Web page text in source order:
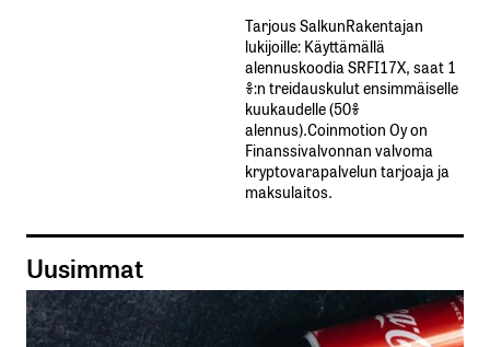
Tarjous SalkunRakentajan
lukijoille: Käyttämällä​ ​
alennuskoodia​ ​SRFI17X,​ ​saat​ ​1
%:n treidauskulut​ ​ensimmäiselle​ ​
kuukaudelle​ ​(50%​ ​
alennus).Coinmotion Oy on
Finanssivalvonnan valvoma
kryptovarapalvelun tarjoaja ja
maksulaitos.
Uusimmat